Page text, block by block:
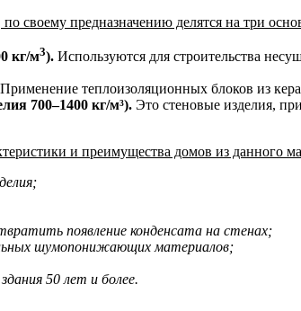
своему предназначению делятся на три
кг/м3). Используются для строительства
Применение теплоизоляционных блоков из
700–1400 кг/м³). Это стеновые изделия,
и преимущества домов из данного
появление конденсата на стенах;
шумопонижающих материалов;
50 лет и более.